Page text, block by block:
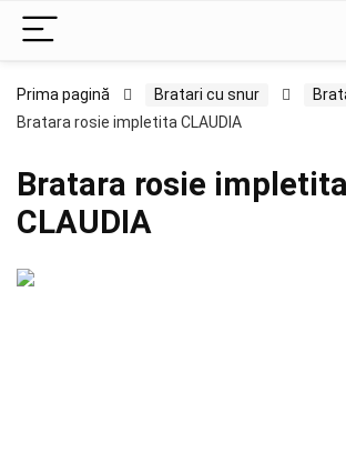
Prima pagină Bratari cu snur
Bratara rosie impletita CLAUDIA
Bratara rosie impletita
CLAUDIA